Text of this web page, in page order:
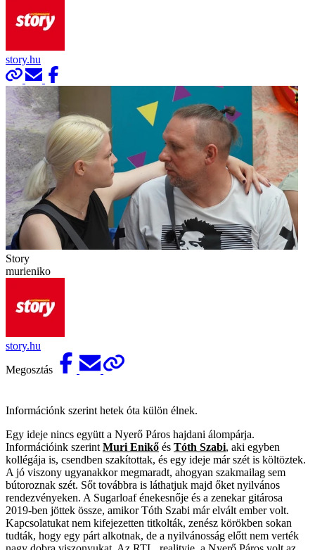
story.hu
Story
murieniko
story.hu
Megosztás
Információnk szerint hetek óta külön élnek.
Egy ideje nincs együtt a Nyerő Páros hajdani álompárja.
Információink szerint Muri Enikő és Tóth Szabi, aki egyben
kollégája is, csendben szakítottak, és egy ideje már szét is költöztek.
A jó viszony ugyanakkor megmaradt, ahogyan szakmailag sem
bútoroznak szét. Sőt továbbra is láthatjuk majd őket nyilvános
rendezvényeken. A Sugarloaf énekesnője és a zenekar gitárosa
2019-ben jöttek össze, amikor Tóth Szabi már elvált ember volt.
Kapcsolatukat nem kifejezetten titkolták, zenész körökben sokan
tudták, hogy egy párt alkotnak, de a nyilvánosság előtt nem verték